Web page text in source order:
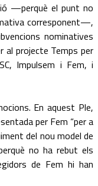
—perquè el punt no
corresponent—,
nominatives
al projecte Temps per
Impulsem i Fem, i
En aquest Ple,
per Fem “per a
del nou model de
no ha rebut els
de Fem hi han